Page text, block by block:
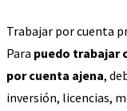
Trabajar por cuenta
Para puedo trabajar
por cuenta ajena,
inversión, licencias,